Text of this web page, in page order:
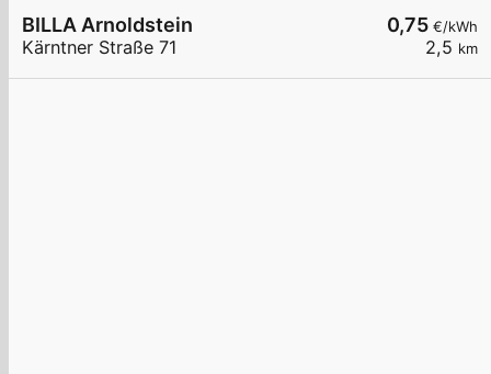
0,75 €/kWh
2,5 km
BILLA Arnoldstein
Kärntner Straße 71